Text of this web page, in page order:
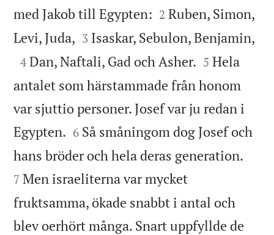
med Jakob till Egypten: 

2 Ruben, Simon,
Levi, Juda, 

3 Isaskar, Sebulon, Benjamin,

4 Dan, Naftali, Gad och Asher. 

5 Hela
antalet som härstammade från honom
var sjuttio personer. Josef var ju redan i
Egypten. 

6 Så småningom dog Josef och
hans bröder och hela deras generation.
7 Men israeliterna var mycket
fruktsamma, ökade snabbt i antal och
blev oerhört många. Snart uppfyllde de